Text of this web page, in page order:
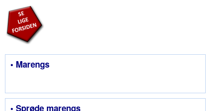
• Marengs
• Sprøde marengs